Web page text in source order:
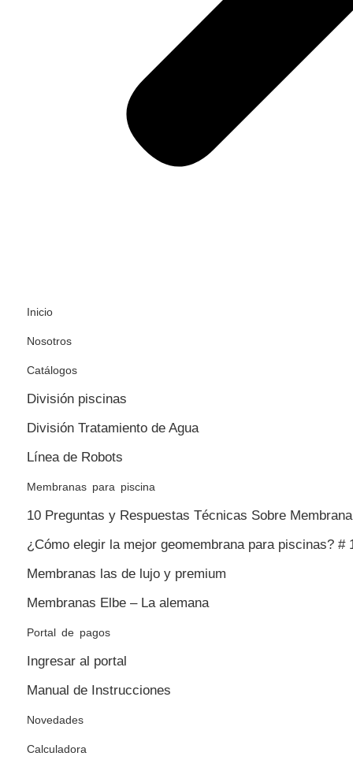
Inicio
Nosotros
Catálogos
División piscinas
División Tratamiento de Agua
Línea de Robots
Membranas para piscina
10 Preguntas y Respuestas Técnicas Sobre
¿Cómo elegir la mejor geomembrana para piscinas? #
Membranas las de lujo y premium
Membranas Elbe – La alemana
Portal de pagos
Ingresar al portal
Manual de Instrucciones
Novedades
Calculadora